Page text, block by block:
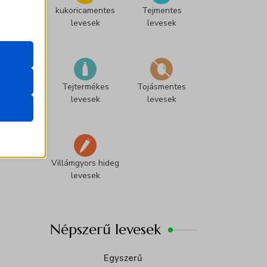
kukoricamentes
levesek
Tejmentes
levesek
Tejtermékes
levesek
Tojásmentes
levesek
Villámgyors hideg
levesek
Népszerű levesek
Egyszerű
nem